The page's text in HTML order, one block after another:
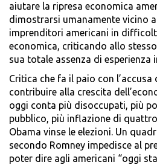
aiutare la ripresa economica
dimostrarsi umanamente vicino
imprenditori americani in
economica, criticando allo
sua totale assenza di esperienza
Critica che fa il paio con
contribuire alla crescita
oggi conta più disoccupati, più
pubblico, più inflazione di
Obama vinse le elezioni. Un
secondo Romney impedisce al
poter dire agli americani “oggi